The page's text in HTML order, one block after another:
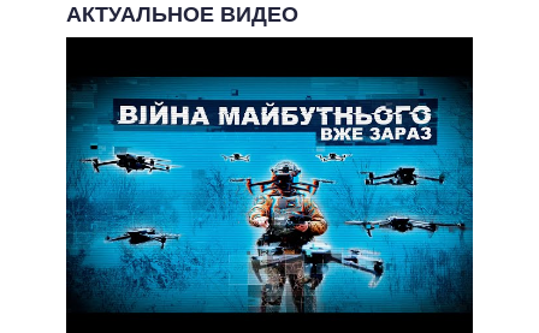
АКТУАЛЬНОЕ ВИДЕО